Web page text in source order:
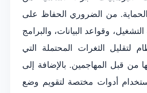
الحماية. من الضروري الحفاظ على
وقواعد البيانات، والبرامج
لتقليل الثغرات المحتملة التي
من قبل المهاجمين. بالإضافة إلى
أدوات مختصة لتقويم وضع